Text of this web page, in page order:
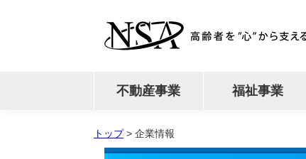
不動産事業 福祉事業
トップ> 企業情報